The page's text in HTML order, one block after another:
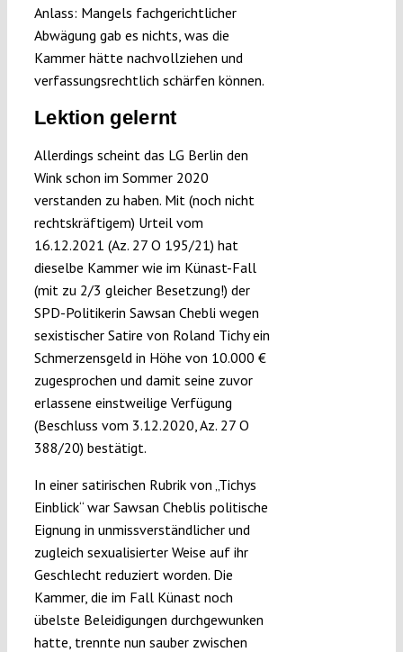
Anlass: Mangels fachgerichtlicher
Abwägung gab es nichts, was die
Kammer hätte nachvollziehen und
verfassungsrechtlich schärfen können.
Lektion gelernt
Allerdings scheint das LG Berlin den
Wink schon im Sommer 2020
verstanden zu haben. Mit (noch nicht
rechtskräftigem) Urteil vom
16.12.2021 (Az. 27 O 195/21) hat
dieselbe Kammer wie im Künast-Fall
(mit zu 2/3 gleicher Besetzung!) der
SPD-Politikerin Sawsan Chebli wegen
sexistischer Satire von Roland Tichy ein
Schmerzensgeld in Höhe von 10.000 €
zugesprochen und damit seine zuvor
erlassene einstweilige Verfügung
(Beschluss vom 3.12.2020, Az. 27 O
388/20) bestätigt.
In einer satirischen Rubrik von „Tichys
Einblick“ war Sawsan Cheblis politische
Eignung in unmissverständlicher und
zugleich sexualisierter Weise auf ihr
Geschlecht reduziert worden. Die
Kammer, die im Fall Künast noch
übelste Beleidigungen durchgewunken
hatte, trennte nun sauber zwischen